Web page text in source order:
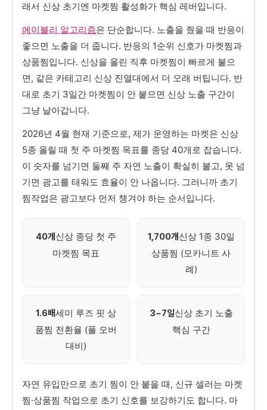
래서 신상 초기엔 마켓찜 활성화가 핵심 레버입니다.
에이블리 알고리즘은 단순합니다. 노출을 줬을 때 반응이
좋으면 노출을 더 줍니다. 반응의 1순위 신호가 마켓찜과
상품찜입니다. 신상을 올린 직후 마켓찜이 빠르게 붙으
면, 같은 카테고리 신상 진열대에서 더 오래 버팁니다. 반
대로 초기 3일간 마켓찜이 안 붙으면 신상 노출 구간이
그냥 날아갑니다.
2026년 4월 현재 기준으로, 제가 운영하는 마켓은 신상
5종 올릴 때 첫 주 마켓찜 목표를 종당 40개로 잡습니다.
이 숫자를 넘기면 둘째 주 자연 노출이 확실히 붙고, 못 넘
기면 광고를 태워도 효율이 안 나옵니다. 그러니까 초기
찜작업은 광고보다 먼저 챙겨야 하는 순서입니다.
40개 신상 종당 첫 주
마켓찜 목표
1,700개 신상 1종 30일
상품찜 (모카니트 사
례)
1.6배세미 루즈 핏 상
품찜 전환율 (풀 오버
대비)
3~7일신상 초기 노출
핵심 구간
자연 유입만으로 초기 찜이 안 붙을 때, 신규 셀러는 마켓
찜·상품찜 작업으로 초기 신호를 보강하기도 합니다. 마